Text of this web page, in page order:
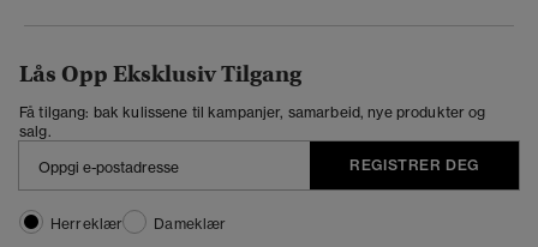
Lås Opp Eksklusiv Tilgang
Få tilgang: bak kulissene til kampanjer, samarbeid, nye produkter og
salg.
REGISTRER DEG
Herreklær
Dameklær